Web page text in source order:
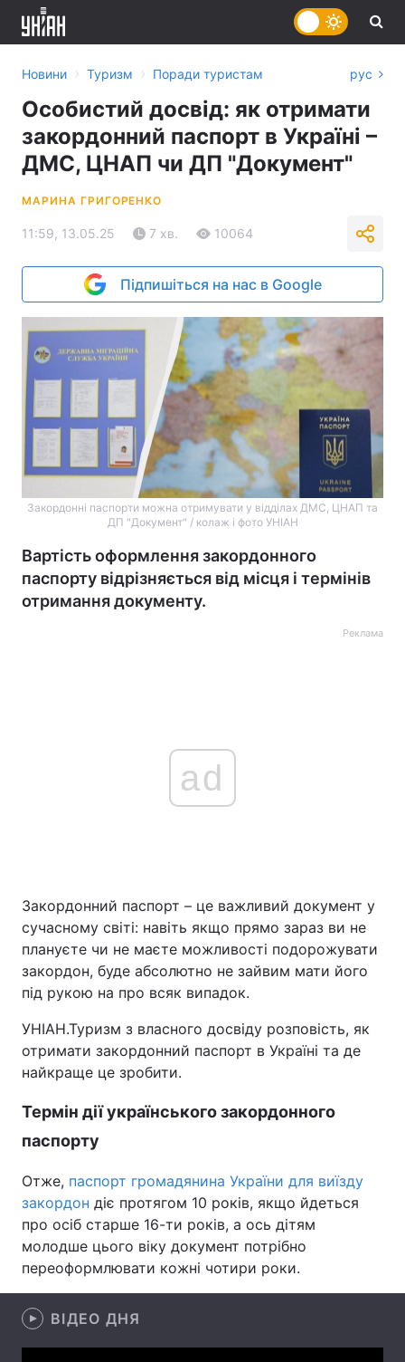
Україна Політика
Економіка Світ
Техно і зв'язок Лайт
Екологія Регіони
Лонгріди
Новини › Туризм › Поради туристам рус
Особистий досвід: як отримати
закордонний паспорт в Україні –
ДМС, ЦНАП чи ДП "Документ"
МАРИНА ГРИГОРЕНКО
11:59, 13.05.25 7 хв. 10064
Підпишіться на нас в Google
Закордонні паспорти можна отримувати у відділах ДМС, ЦНАП та
ДП "Документ" / колаж і фото УНІАН
Вартість оформлення закордонного
паспорту відрізняється від місця і термінів
отримання документу.
Реклама
ad
Закордонний паспорт – це важливий документ у
сучасному світі: навіть якщо прямо зараз ви не
плануєте чи не маєте можливості подорожувати
закордон, буде абсолютно не зайвим мати його
під рукою на про всяк випадок.
УНІАН.Туризм з власного досвіду розповість, як
отримати закордонний паспорт в Україні та де
найкраще це зробити.
Термін дії українського закордонного
паспорту
Отже, паспорт громадянина України для виїзду
закордон діє протягом 10 років, якщо йдеться
про осіб старше 16-ти років, а ось дітям
молодше цього віку документ потрібно
переоформлювати кожні чотири роки.
ВІДЕО ДНЯ